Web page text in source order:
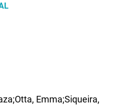
Emma;Siqueira,